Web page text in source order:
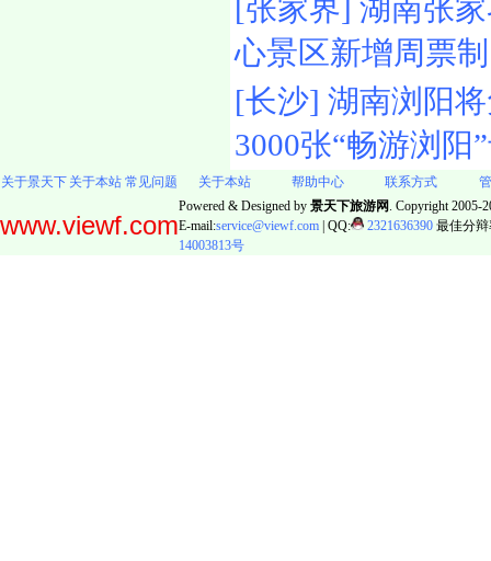
[张家界] 湖南张
心景区新增周票制
[长沙] 湖南浏阳
3000张“畅游浏阳
关于景天下 关于本站 常见问题 关于本站 帮助中心 联系方式
www.viewf.com
Powered & Designed by 景天下旅游网 . Copyright 2005-
E-mail:service@viewf.com | QQ: 2321636390 最佳分
14003813号